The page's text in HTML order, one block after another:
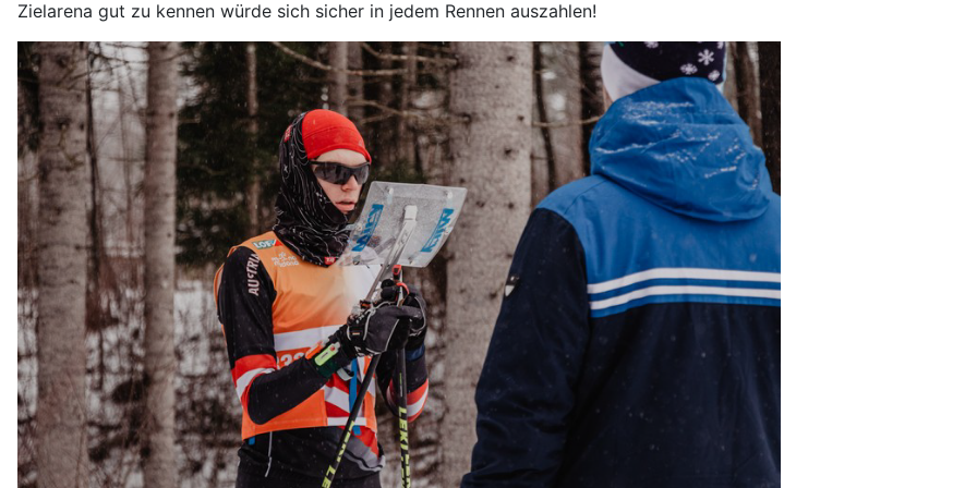
Zielarena gut zu kennen würde sich sicher in jedem Rennen auszahlen!